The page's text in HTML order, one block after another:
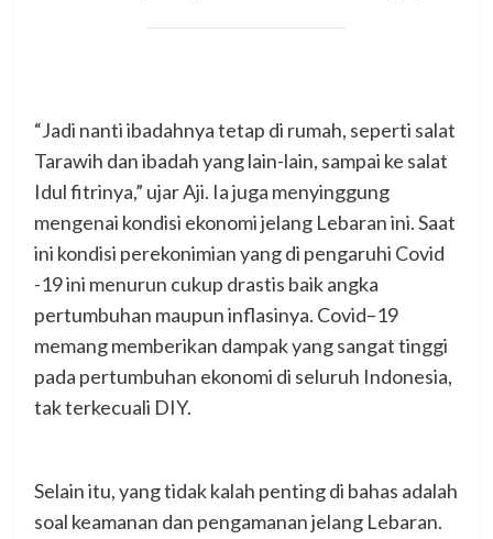
“Jadi nanti ibadahnya tetap di rumah, seperti salat
Tarawih dan ibadah yang lain-lain, sampai ke salat
Idul fitrinya,” ujar Aji. Ia juga menyinggung
mengenai kondisi ekonomi jelang Lebaran ini. Saat
ini kondisi perekonimian yang di pengaruhi Covid
-19 ini menurun cukup drastis baik angka
pertumbuhan maupun inflasinya. Covid–19
memang memberikan dampak yang sangat tinggi
pada pertumbuhan ekonomi di seluruh Indonesia,
tak terkecuali DIY.
Selain itu, yang tidak kalah penting di bahas adalah
soal keamanan dan pengamanan jelang Lebaran.